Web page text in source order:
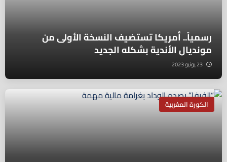
رسمياً.. أمريكا تستضيف النسخة الأولى من
مونديال الأندية بشكله الجديد
الكورة المغربية